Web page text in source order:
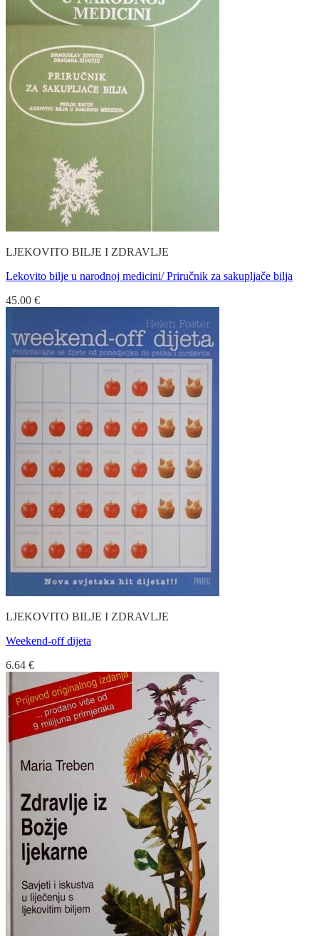
LJEKOVITO BILJE I ZDRAVLJE
Lekovito bilje u narodnoj medicini/ Priručnik za sakupljače bilja
45.00 €
LJEKOVITO BILJE I ZDRAVLJE
Weekend-off dijeta
6.64 €